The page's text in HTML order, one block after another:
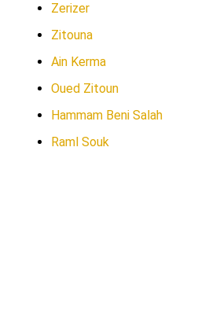
Zerizer
Zitouna
Ain Kerma
Oued Zitoun
Hammam Beni Salah
Raml Souk